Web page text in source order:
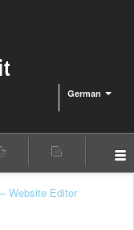
German
Website Editor